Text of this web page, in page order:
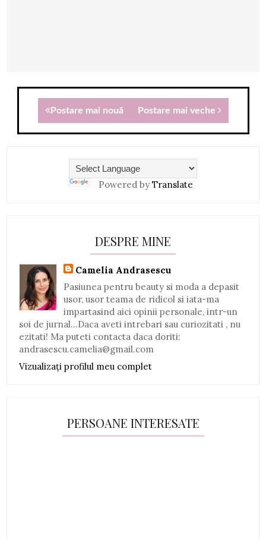
Postare mai nouă Postare mai veche
Powered by Translate
DESPRE MINE
Camelia Andrasescu
Pasiunea pentru beauty si moda a depasit
usor, usor teama de ridicol si iata-ma
impartasind aici opinii personale, intr-un
soi de jurnal...Daca aveti intrebari sau curiozitati , nu
ezitati! Ma puteti contacta daca doriti:
andrasescu.camelia@gmail.com
Vizualizați profilul meu complet
PERSOANE INTERESATE